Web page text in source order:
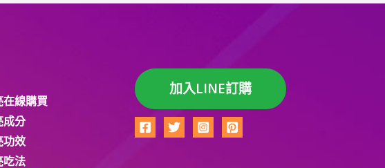
線購買
成分
功效
吃法
加入LINE訂購